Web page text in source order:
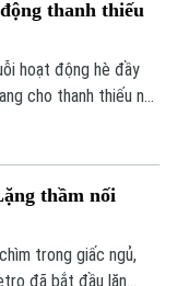
bộn bề của cuộc
xương, khớp.
thanh thiếu
hoạt động hè đầy
cho thanh thiếu nhi
thầm nối
trong giấc ngủ,
đã bắt đầu lăn